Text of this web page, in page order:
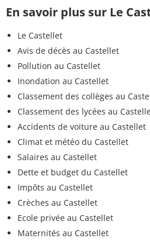
En savoir plus sur Le
Le Castellet
Avis de décès au Castellet
Pollution au Castellet
Inondation au Castellet
Classement des collèges au
Classement des lycées au
Accidents de voiture au Castellet
Climat et météo du Castellet
Salaires au Castellet
Dette et budget du Castellet
Impôts au Castellet
Crèches au Castellet
Ecole privée au Castellet
Maternités au Castellet